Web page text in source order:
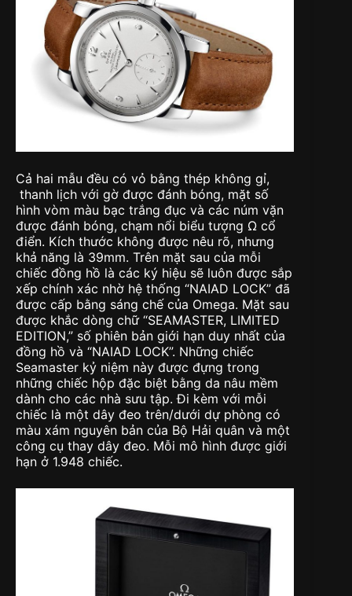
Cả hai mẫu đều có vỏ bằng thép không gỉ,
thanh lịch với gờ được đánh bóng, mặt số
hình vòm màu bạc trắng đục và các núm vặn
được đánh bóng, chạm nổi biểu tượng Ω cổ
điển. Kích thước không được nêu rõ, nhưng
khả năng là 39mm. Trên mặt sau của mỗi
chiếc đồng hồ là các ký hiệu sẽ luôn được sắp
xếp chính xác nhờ hệ thống “NAIAD LOCK” đã
được cấp bằng sáng chế của Omega. Mặt sau
được khắc dòng chữ “SEAMASTER, LIMITED
EDITION,” số phiên bản giới hạn duy nhất của
đồng hồ và “NAIAD LOCK”. Những chiếc
Seamaster kỷ niệm này được đựng trong
những chiếc hộp đặc biệt bằng da nâu mềm
dành cho các nhà sưu tập. Đi kèm với mỗi
chiếc là một dây đeo trên/dưới dự phòng có
màu xám nguyên bản của Bộ Hải quân và một
công cụ thay dây đeo. Mỗi mô hình được giới
hạn ở 1.948 chiếc.